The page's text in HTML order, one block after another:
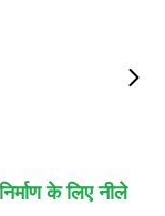
के लिए नीले